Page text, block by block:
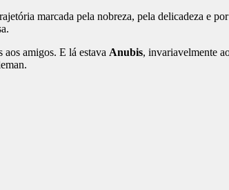
marcada pela nobreza, pela delicadeza e
aos amigos. E lá estava Anubis, invariavelmente